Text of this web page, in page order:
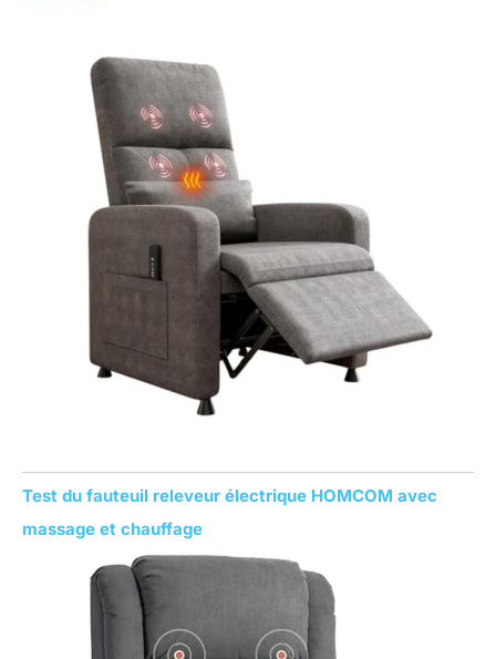
Test du fauteuil releveur électrique HOMCOM avec
massage et chauffage